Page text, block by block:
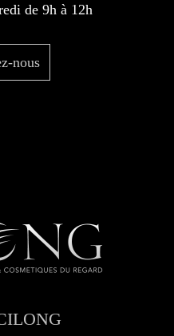
de 9h à 12h
nous